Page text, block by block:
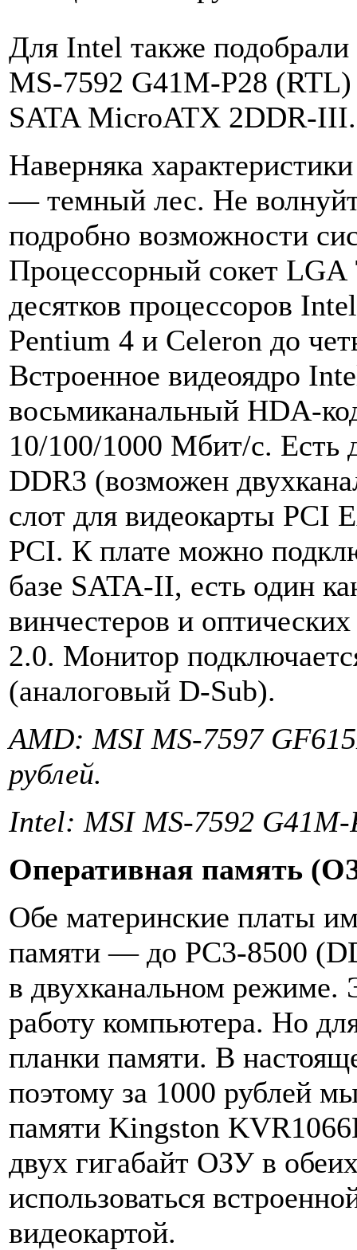
Для Intel также
MS-7592 G41M-P28
SATA MicroATX 2DDR-
Наверняка
— темный лес. Не
подробно возможности
Процессорный сокет LGA
десятков процессоров
Pentium 4 и Celeron до
Встроенное видеоядро
восьмиканальный HDA-
10/100/1000 Мбит/с. Есть
DDR3 (возможен
слот для видеокарты PCI
PCI. К плате можно
базе SATA-II, есть один
винчестеров и
2.0. Монитор
(аналоговый D-Sub).
AMD: MSI MS-7597
рублей.
Intel: MSI MS-7592
Оперативная память
Обе материнские платы
памяти — до PC3-8500
в двухканальном режиме.
работу компьютера. Но
планки памяти. В
поэтому за 1000 рублей
памяти Kingston
двух гигабайт ОЗУ в
использоваться
видеокартой.